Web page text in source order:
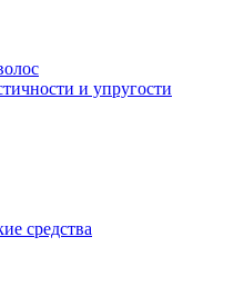
и упругости
средства